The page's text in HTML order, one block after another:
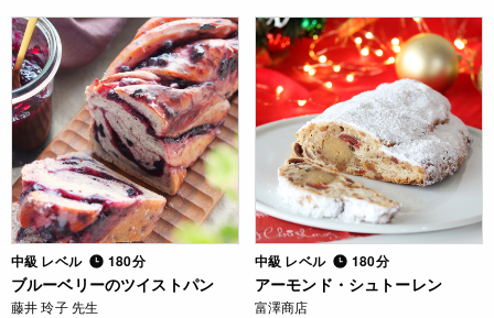
中級 レベル 180分
ブルーベリーのツイストパン
藤井 玲子 先生
中級 レベル 180分
アーモンド・シュトーレン
富澤商店